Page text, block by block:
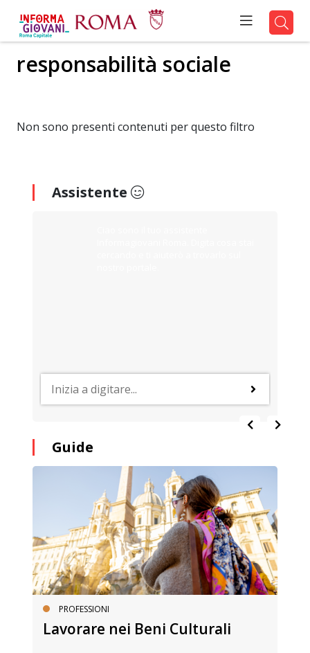
responsabilità sociale
Non sono presenti contenuti per questo filtro
Assistente
Guide
PROFESSIONI
Lavorare nei Beni Culturali